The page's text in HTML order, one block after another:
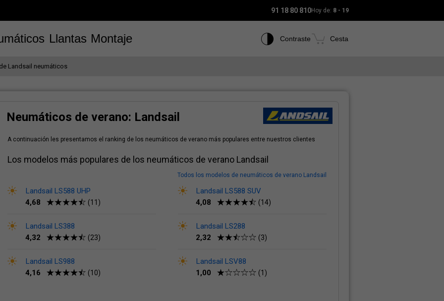
91 18 80 810Hoy de: 8 - 19
Llantas Montaje Contraste Cesta
Landsail neumáticos
Neumáticos de verano: Landsail
A continuación les presentamos el ranking de los neumáticos de verano más populares entre nuestros clientes
Los modelos más populares de los neumáticos de verano Landsail
Todos los modelos de neumáticos de verano Landsail
Landsail LS588 UHP
4,68
(11)
Landsail LS388
4,32
(23)
Landsail LS988
4,16
(10)
Landsail LS588 SUV
4,08
(14)
Landsail LS288
2,32
(3)
Landsail LSV88
1,00
(1)